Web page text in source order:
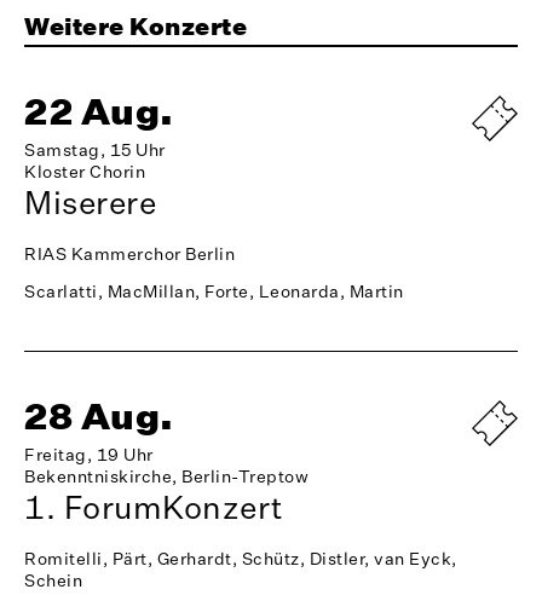
Weitere Konzerte
22 Aug.
Samstag, 15 Uhr
Kloster Chorin
Miserere
RIAS Kammerchor Berlin
Scarlatti, MacMillan, Forte, Leonarda, Martin
28 Aug.
Freitag, 19 Uhr
Bekenntniskirche, Berlin-Treptow
1. ForumKonzert
Romitelli, Pärt, Gerhardt, Schütz, Distler, van Eyck,
Schein